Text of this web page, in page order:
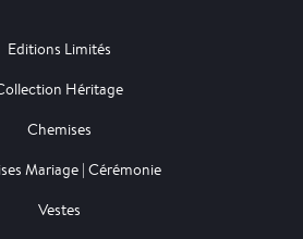
Editions Limités
Héritage
Chemises
Mariage | Cérémonie
Vestes